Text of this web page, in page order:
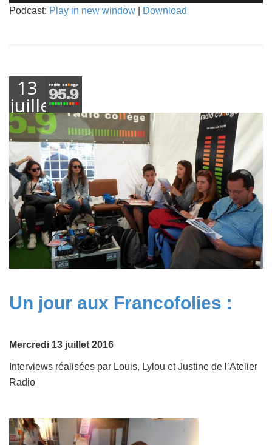
Podcast: Play in new window Download
13
juillet
2016
Un jour aux Francofolies :
Mercredi 13 juillet 2016
Interviews réalisées par Louis, Lylou et Justine de l’Atelier
Radio